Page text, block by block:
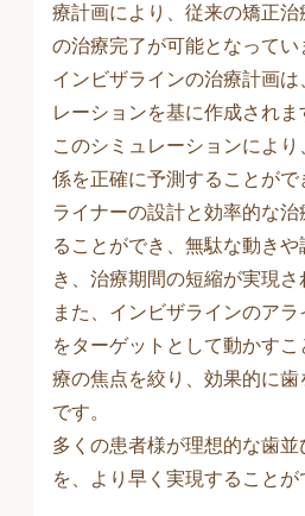
療計画により、従来の矯正
の治療完了が可能となってい
インビザラインの治療計画は
レーションを基に作成されま
このシミュレーションによ
係を正確に予測することが
ライナーの設計と効率的な
ることができ、無駄な動き
き、治療期間の短縮が実現さ
また、インビザラインのア
をターゲットとして動かす
療の焦点を絞り、効果的に
です。
多くの患者様が理想的な歯
を、より早く実現することが